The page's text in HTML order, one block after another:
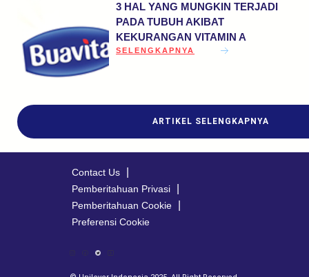
3 HAL YANG MUNGKIN TERJADI
PADA TUBUH AKIBAT
KEKURANGAN VITAMIN A
DISCOVER MORE ABOUT 3 HAL YANG
SELENGKAPNYA
ARTIKEL SELENGKAPNYA
Contact Us
Pemberitahuan Privasi
Pemberitahuan Cookie
Preferensi Cookie